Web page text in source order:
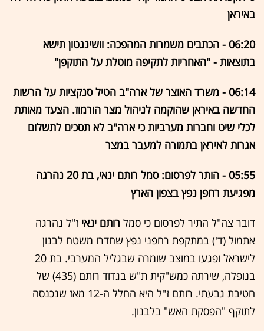
באיראן
06:20 - הכתבים משמרות המהפכה: וושינגטון תישא
בתוצאות - "האחריות לתקיפה מוטלת על התוקפן"
06:14 - משרד האוצר של ארה"ב הטיל סנקציות על הרשות
החדשה באיראן שהוקמה לניהול מצר הורמוז. הצעד מאותת
לכלי שיט וחברות מערביות כי ארה"ב לא תסכים לתשלום
אגרות לאיראן בתמורה למעבר במצר
05:55 - הותר לפרסום: סמל רותם ינאי, בת 20 נהרגה
מפגיעת רחפן נפץ בצפון הארץ
דובר צה"ל התיר לפרסום כי סמל רותם ינאי ז"ל נהרגה
אתמול (ד') במתקפת רחפני נפץ שחדרו משטח לבנון
לישראל ופגעו במוצב שומרה שבגליל המערבי. בת 20
בנופלה, שירתה כמש"קית ת"ש בגדוד רותם (435) של
חטיבת גבעתי. רותם ז"ל היא החלל ה-12 מאז שנכנסה
לתוקף "הפסקת האש" בלבנון.